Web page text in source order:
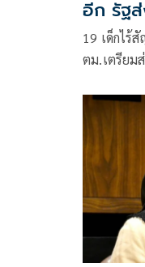
อีก รัฐ
19 เด็กไร้
ตม.เตรียม
การสู้รบ-ย